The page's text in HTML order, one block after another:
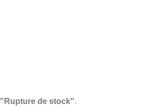
"Rupture de stock".